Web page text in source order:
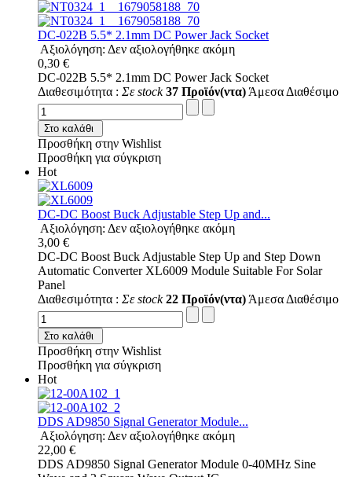
DC-022B 5.5* 2.1mm DC Power Jack Socket
Αξιολόγηση: Δεν αξιολογήθηκε ακόμη
0,30 €
DC-022B 5.5* 2.1mm DC Power Jack Socket
Διαθεσιμότητα : Σε stock 37 Προϊόν(ντα) Άμεσα Διαθέσιμο
Στο καλάθι
Προσθήκη στην Wishlist
Προσθήκη για σύγκριση
Hot
DC-DC Boost Buck Adjustable Step Up and...
Αξιολόγηση: Δεν αξιολογήθηκε ακόμη
3,00 €
DC-DC Boost Buck Adjustable Step Up and Step Down
Automatic Converter XL6009 Module Suitable For Solar
Panel
Διαθεσιμότητα : Σε stock 22 Προϊόν(ντα) Άμεσα Διαθέσιμο
Στο καλάθι
Προσθήκη στην Wishlist
Προσθήκη για σύγκριση
Hot
DDS AD9850 Signal Generator Module...
Αξιολόγηση: Δεν αξιολογήθηκε ακόμη
22,00 €
DDS AD9850 Signal Generator Module 0-40MHz Sine